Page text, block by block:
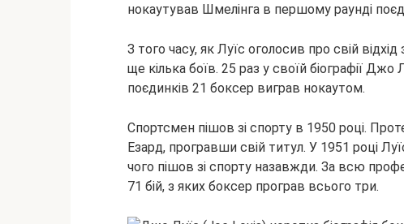
нокаутував Шмелінга в першому раунді
З того часу, як Луїс оголосив про свій
ще кілька боїв. 25 раз у своїй біографії
поєдинків 21 боксер виграв нокаутом.
Спортсмен пішов зі спорту в 1950 році.
Езард, програвши свій титул. У 1951 році
чого пішов зі спорту назавжди. За всю
71 бій, з яких боксер програв всього три.